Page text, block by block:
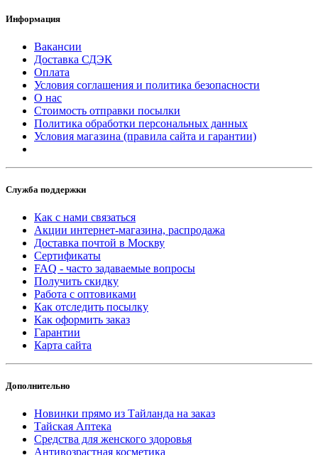
Информация
Вакансии
Доставка СДЭК
Оплата
Условия соглашения и политика безопасности
О нас
Стоимость отправки посылки
Политика обработки персональных данных
Условия магазина (правила сайта и гарантии)
Служба поддержки
Как с нами связаться
Акции интернет-магазина, распродажа
Доставка почтой в Москву
Сертификаты
FAQ - часто задаваемые вопросы
Получить скидку
Работа с оптовиками
Как отследить посылку
Как оформить заказ
Гарантии
Карта сайта
Дополнительно
Новинки прямо из Тайланда на заказ
Тайская Аптека
Средства для женского здоровья
Антивозрастная косметика